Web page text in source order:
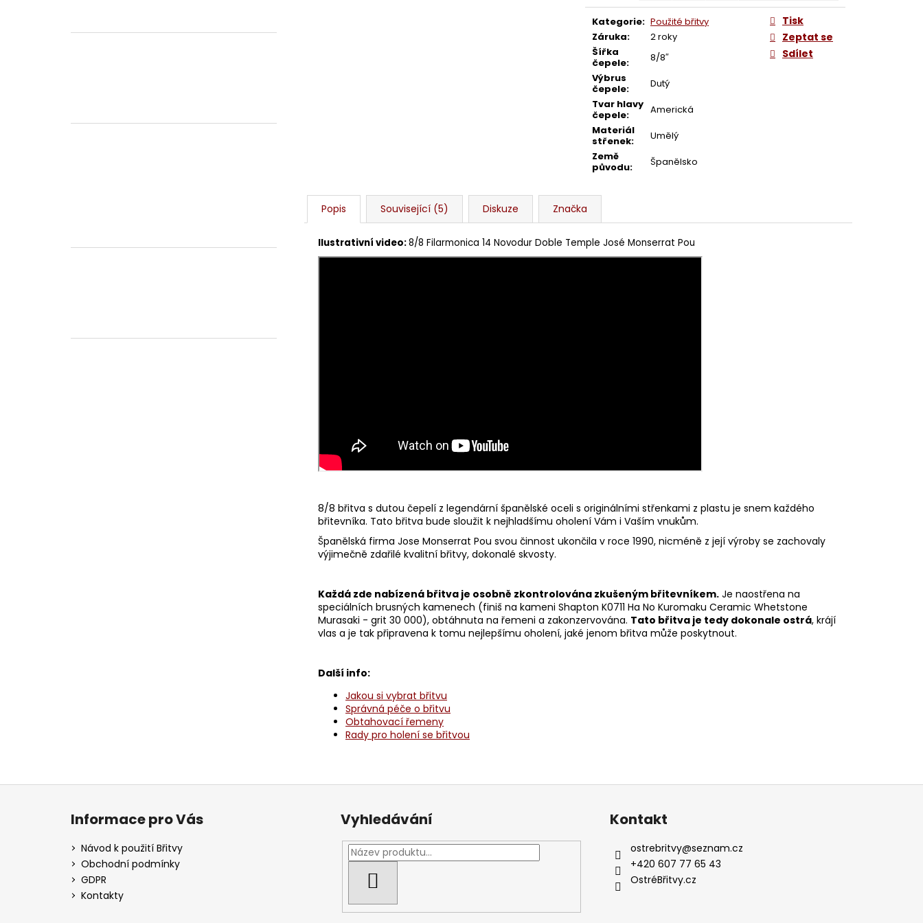
Kategorie: Použité břitvy
Záruka:
2 roky
Šířka
čepele:
8/8″
Výbrus
čepele:
Dutý
Tvar hlavy
čepele:
Americká
Materiál
střenek:
Umělý
Země
původu: Španělsko
Tisk
Zeptat se
Sdílet
Popis Související (5) Diskuze Značka
Ilustrativní video:8/8 Filarmonica 14 Novodur Doble Temple José Monserrat Pou
8/8 břitva s dutou čepelí z legendární španělské oceli s originálními střenkami z plastu je snem každého
břitevníka. Tato břitva bude sloužit k nejhladšímu oholení Vám i Vaším vnukům.
Španělská firma Jose Monserrat Pou svou činnost ukončila v roce 1990, nicméně z její výroby se zachovaly
výjimečně zdařilé kvalitní břitvy, dokonalé skvosty.
Každá zde nabízená břitva je osobně zkontrolována zkušeným břitevníkem. Je naostřena na
speciálních brusných kamenech (finiš na kameni Shapton K0711 Ha No Kuromaku Ceramic Whetstone
Murasaki - grit 30 000), obtáhnuta na řemeni a zakonzervována. Tato břitva je tedy dokonale ostrá, krájí
vlas a je tak připravena k tomu nejlepšímu oholení, jaké jenom břitva může poskytnout.
Další info:
Jakou si vybrat břitvu
Správná péče o břitvu
Obtahovací řemeny
Rady pro holení se břitvou
Z
Informace pro Vás
Návod k použití Břitvy
Obchodní podmínky
GDPR
Kontakty
Vyhledávání Kontakt
ostrebritvy@seznam.cz
+420 607 77 65 43
OstréBřitvy.cz